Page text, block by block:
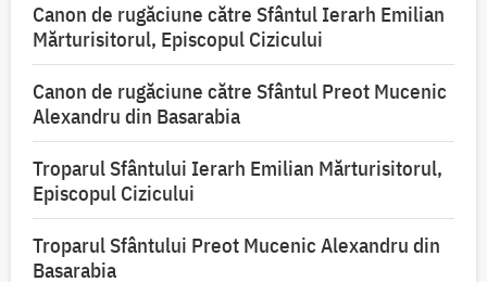
Canon de rugăciune către Sfântul Ierarh Emilian
Mărturisitorul, Episcopul Cizicului
Canon de rugăciune către Sfântul Preot Mucenic
Alexandru din Basarabia
Troparul Sfântului Ierarh Emilian Mărturisitorul,
Episcopul Cizicului
Troparul Sfântului Preot Mucenic Alexandru din
Basarabia